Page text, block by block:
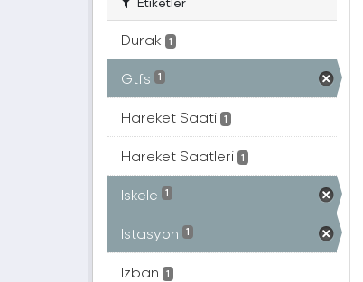
Durak 1
Gtfs 1
Hareket Saati 1
Hareket Saatleri 1
Iskele 1
Istasyon 1
Izban 1